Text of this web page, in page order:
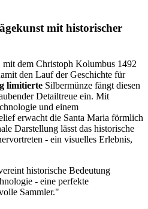
mit historischer
dem Christoph Kolumbus 1492
den Lauf der Geschichte für
limitierte Silbermünze fängt diesen
Detailtreue ein. Mit
und einem
erwacht die Santa Maria förmlich
Darstellung lässt das historische
- ein visuelles Erlebnis,
historische Bedeutung
- eine perfekte
Sammler."